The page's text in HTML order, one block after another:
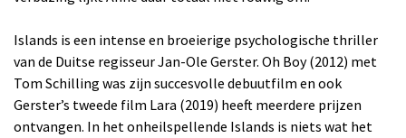
Islands is een intense en broeierige psychologische thriller
van de Duitse regisseur Jan-Ole Gerster. Oh Boy (2012) met
Tom Schilling was zijn succesvolle debuutfilm en ook
Gerster’s tweede film Lara (2019) heeft meerdere prijzen
ontvangen. In het onheilspellende Islands is niets wat het